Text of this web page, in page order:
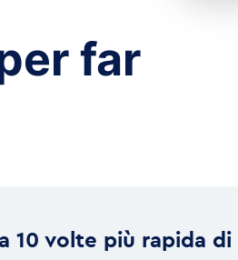
far
10 volte più rapida di